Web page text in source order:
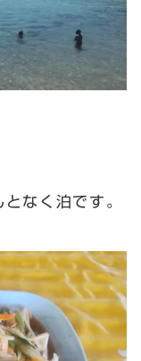
なく泊です。